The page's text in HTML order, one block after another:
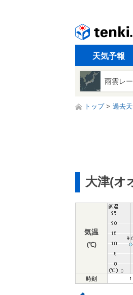
天気予報
雨雲レ
トップ 過去
大津(オ
気温
(℃)
時刻